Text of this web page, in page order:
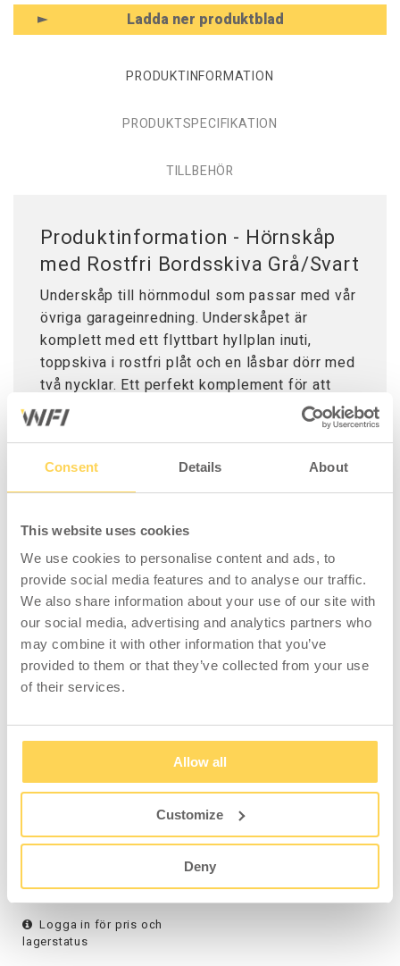
Consent Details About
This website uses cookies
We use cookies to personalise content and ads, to
provide social media features and to analyse our traffic.
We also share information about your use of our site with
our social media, advertising and analytics partners who
may combine it with other information that you’ve
provided to them or that they’ve collected from your use
of their services.
Allow all
Customize
Deny
Ladda ner produktblad
PRODUKTINFORMATION
PRODUKTSPECIFIKATION
TILLBEHÖR
Produktinformation - Hörnskåp
med Rostfri Bordsskiva Grå/Svart
Underskåp till hörnmodul som passar med vår
övriga garageinredning. Underskåpet är
komplett med ett flyttbart hyllplan inuti,
toppskiva i rostfri plåt och en låsbar dörr med
två nycklar. Ett perfekt komplement för att
utöka förvaringen i garaget och ta vara på
hörnytan i rummet.
Vänligen notera att underskåpet levereras
omonterat.
TILLBEHÖR
Ställfot M10x30 4-pack
Logga in för pris och
lagerstatus